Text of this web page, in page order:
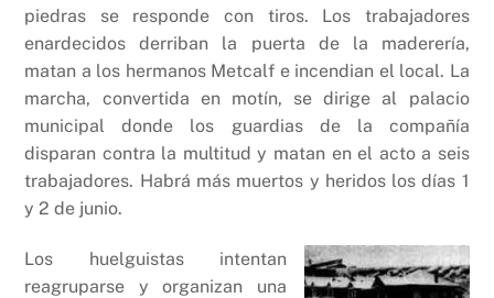
piedras se responde con tiros. Los trabajadores
enardecidos derriban la puerta de la maderería,
matan a los hermanos Metcalf e incendian el local. La
marcha, convertida en motín, se dirige al palacio
municipal donde los guardias de la compañía
disparan contra la multitud y matan en el acto a seis
trabajadores. Habrá más muertos y heridos los días 1
y 2 de junio.
Los huelguistas intentan
reagruparse y organizan una